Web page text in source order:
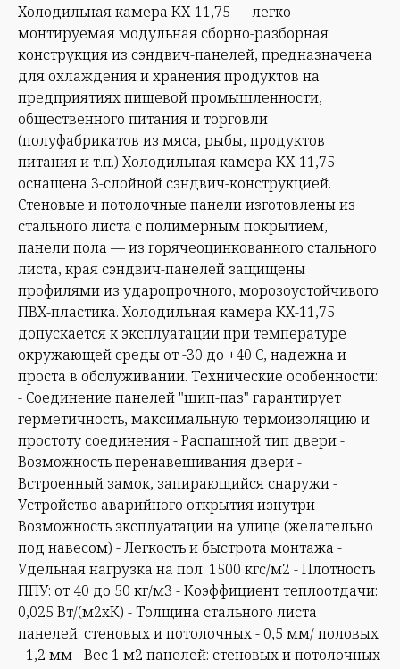
Холодильная камера КХ-11,75 — легко
монтируемая модульная сборно-разборная
конструкция из сэндвич-панелей, предназначена
для охлаждения и хранения продуктов на
предприятиях пищевой промышленности,
общественного питания и торговли
(полуфабрикатов из мяса, рыбы, продуктов
питания и т.п.) Холодильная камера КХ-11,75
оснащена 3-слойной сэндвич-конструкцией.
Стеновые и потолочные панели изготовлены из
стального листа с полимерным покрытием,
панели пола — из горячеоцинкованного стального
листа, края сэндвич-панелей защищены
профилями из ударопрочного, морозоустойчивого
ПВХ-пластика. Холодильная камера КХ-11,75
допускается к эксплуатации при температуре
окружающей среды от -30 до +40 С, надежна и
проста в обслуживании. Технические особенности:
- Соединение панелей "шип-паз" гарантирует
герметичность, максимальную термоизоляцию и
простоту соединения - Распашной тип двери -
Возможность перенавешивания двери -
Встроенный замок, запирающийся снаружи -
Устройство аварийного открытия изнутри -
Возможность эксплуатации на улице (желательно
под навесом) - Легкость и быстрота монтажа -
Удельная нагрузка на пол: 1500 кгс/м2 - Плотность
ППУ: от 40 до 50 кг/м3 - Коэффициент теплоотдачи:
0,025 Вт/(м2хК) - Толщина стального листа
панелей: стеновых и потолочных - 0,5 мм/ половых
- 1,2 мм - Вес 1 м2 панелей: стеновых и потолочных